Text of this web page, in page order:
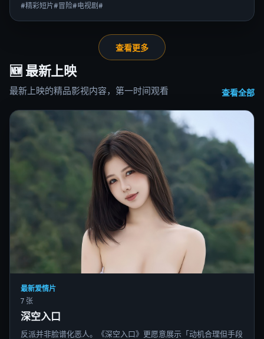
#精彩短片#冒险#电视剧#
查看更多
🆕 最新上映
最新上映的精品影视内容，第一时间观看 查看全部
最新爱情片
7 张
深空入口
反派并非脸谱化恶人。《深空入口》更愿意展示「动机合理但手段